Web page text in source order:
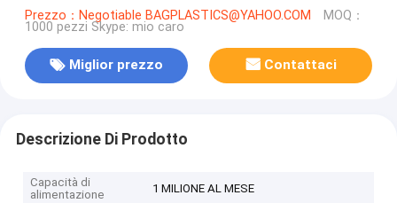
tazza di Aireline del dolce della stagnola
Prezzo：Negotiable BAGPLASTICS@YAHOO.COM MOQ：
1000 pezzi Skype: mio caro
Miglior prezzo Contattaci
Descrizione Di Prodotto
Capacità di
alimentazione
1 MILIONE AL MESE